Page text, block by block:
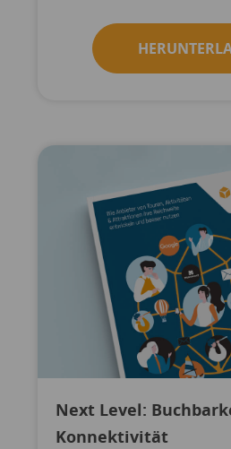
Next Level:
Konnektivität